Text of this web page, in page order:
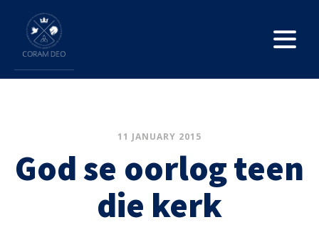
11 JANUARY 2015
God se oorlog teen
die kerk